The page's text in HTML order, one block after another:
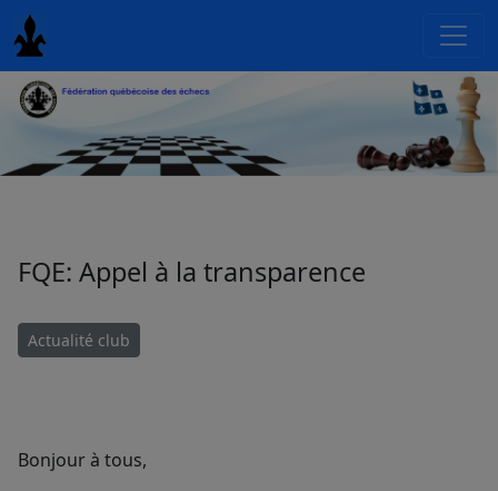
FQE: Appel à la transparence
Actualité club
Bonjour à tous,